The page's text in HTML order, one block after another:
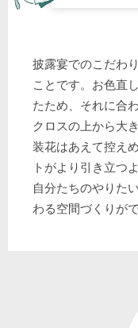
披露宴でのこだわ
ことです。お色直
たため、それに合
クロスの上から大
装花はあえて控え
トがより引き立つ
自分たちのやりた
わる空間づくりが